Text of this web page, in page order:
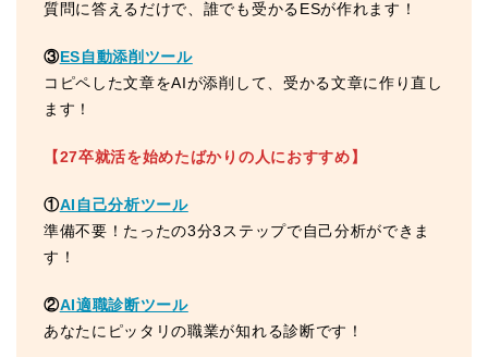
質問に答えるだけで、誰でも受かるESが作れます！
③ES自動添削ツール
コピペした文章をAIが添削して、受かる文章に作り直し
ます！
【27卒就活を始めたばかりの人におすすめ】
①AI自己分析ツール
準備不要！たったの3分3ステップで自己分析ができま
す！
②AI適職診断ツール
あなたにピッタリの職業が知れる診断です！